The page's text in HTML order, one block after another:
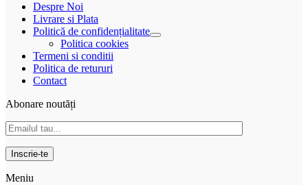
Despre Noi
Livrare si Plata
Politică de confidențialitate
Politica cookies
Termeni si conditii
Politica de retururi
Contact
Abonare noutăți
Meniu